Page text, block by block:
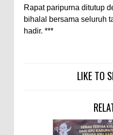
‎Rapat paripurna ditutup
bihalal bersama seluruh
hadir. ***
LIKE TO